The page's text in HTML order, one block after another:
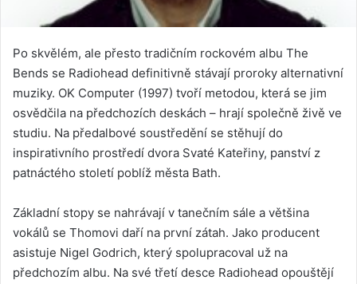
Po skvělém, ale přesto tradičním rockovém albu The
Bends se Radiohead definitivně stávají proroky alternativní
muziky. OK Computer (1997) tvoří metodou, která se jim
osvědčila na předchozích deskách – hrají společně živě ve
studiu. Na předalbové soustředění se stěhují do
inspirativního prostředí dvora Svaté Kateřiny, panství z
patnáctého století poblíž města Bath.
Základní stopy se nahrávají v tanečním sále a většina
vokálů se Thomovi daří na první zátah. Jako producent
asistuje Nigel Godrich, který spolupracoval už na
předchozím albu. Na své třetí desce Radiohead opouštějí